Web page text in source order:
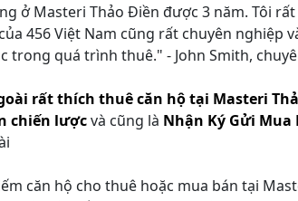
ở Masteri Thảo Điền được 3 năm. Tôi
456 Việt Nam cũng rất chuyên nghiệp
trong quá trình thuê." - John Smith,
rất thích thuê căn hộ tại Masteri
chiến lượcvà cũng là Nhận Ký Gửi Mua
căn hộ cho thuê hoặc mua bán tại